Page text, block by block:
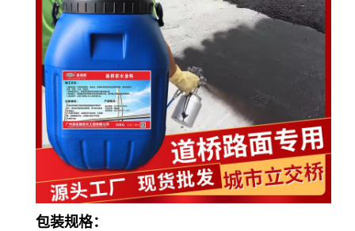
包装规格：